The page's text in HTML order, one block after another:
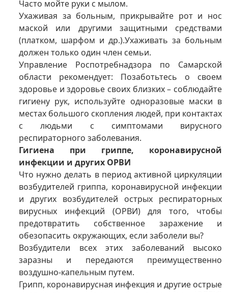
Часто мойте руки с мылом.
Ухаживая за больным, прикрывайте рот и нос
маской или другими защитными средствами
(платком, шарфом и др.).Ухаживать за больным
должен только один член семьи.
Управление Роспотребнадзора по Самарской
области рекомендует: Позаботьтесь о своем
здоровье и здоровье своих близких – соблюдайте
гигиену рук, используйте одноразовые маски в
местах большого скопления людей, при контактах
с людьми с симптомами вирусного
респираторного заболевания.
Гигиена при гриппе, коронавирусной
инфекции и других ОРВИ
Что нужно делать в период активной циркуляции
возбудителей гриппа, коронавирусной инфекции
и других возбудителей острых респираторных
вирусных инфекций (ОРВИ) для того, чтобы
предотвратить собственное заражение и
обезопасить окружающих, если заболели вы?
Возбудители всех этих заболеваний высоко
заразны и передаются преимущественно
воздушно-капельным путем.
Грипп, коронавирусная инфекция и другие острые